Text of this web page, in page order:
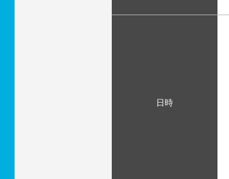
日時